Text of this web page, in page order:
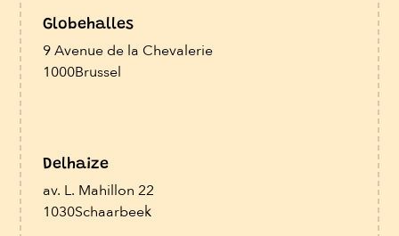
Globehalles
9 Avenue de la Chevalerie
1000Brussel
Delhaize
av. L. Mahillon 22
1030Schaarbeek